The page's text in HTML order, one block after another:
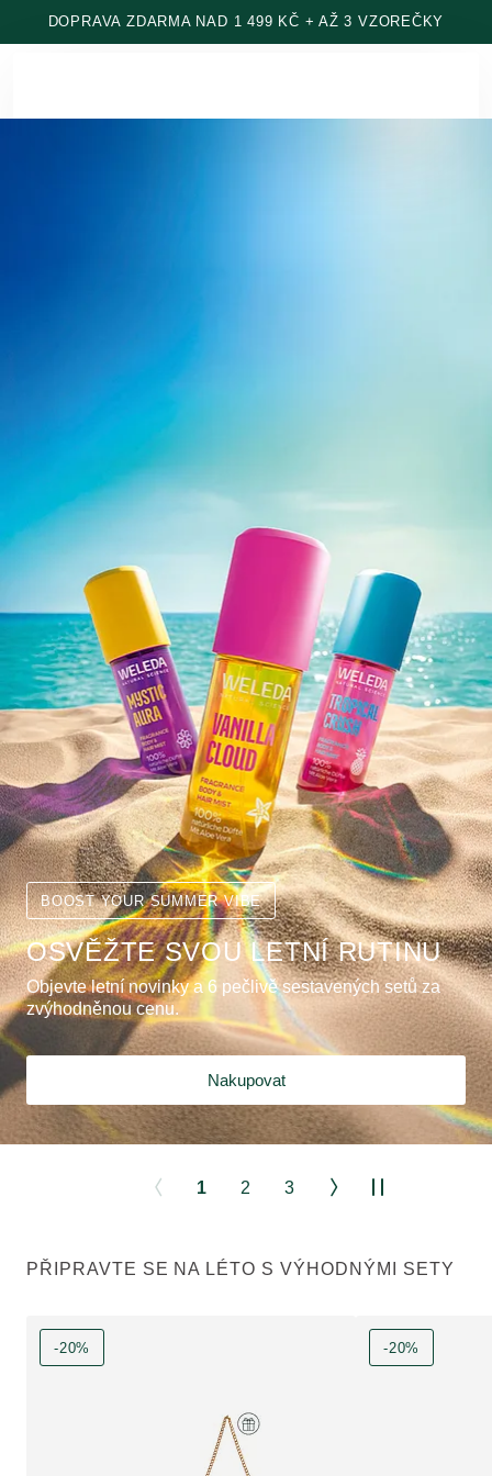
Přeskočit na hlavní obsah
DOPRAVA ZDARMA NAD 1 499 KČ + AŽ 3 VZOREČKY
BOOST YOUR SUMMER VIBE
OSVĚŽTE SVOU LETNÍ RUTINU
Objevte letní novinky a 6 pečlivě sestavených setů za
zvýhodněnou cenu.
Nakupovat
1 2 3
PŘIPRAVTE SE NA LÉTO S VÝHODNÝMI SETY
-20% -20%